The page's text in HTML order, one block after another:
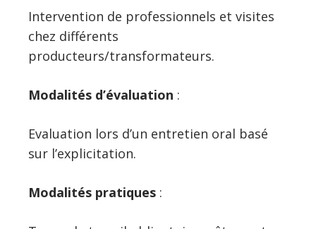
Intervention de professionnels et visites
chez différents
producteurs/transformateurs.
Modalités d’évaluation :
Evaluation lors d’un entretien oral basé
sur l’explicitation.
Modalités pratiques :